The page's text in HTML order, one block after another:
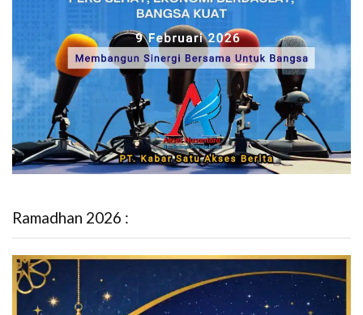
Ramadhan 2026 :